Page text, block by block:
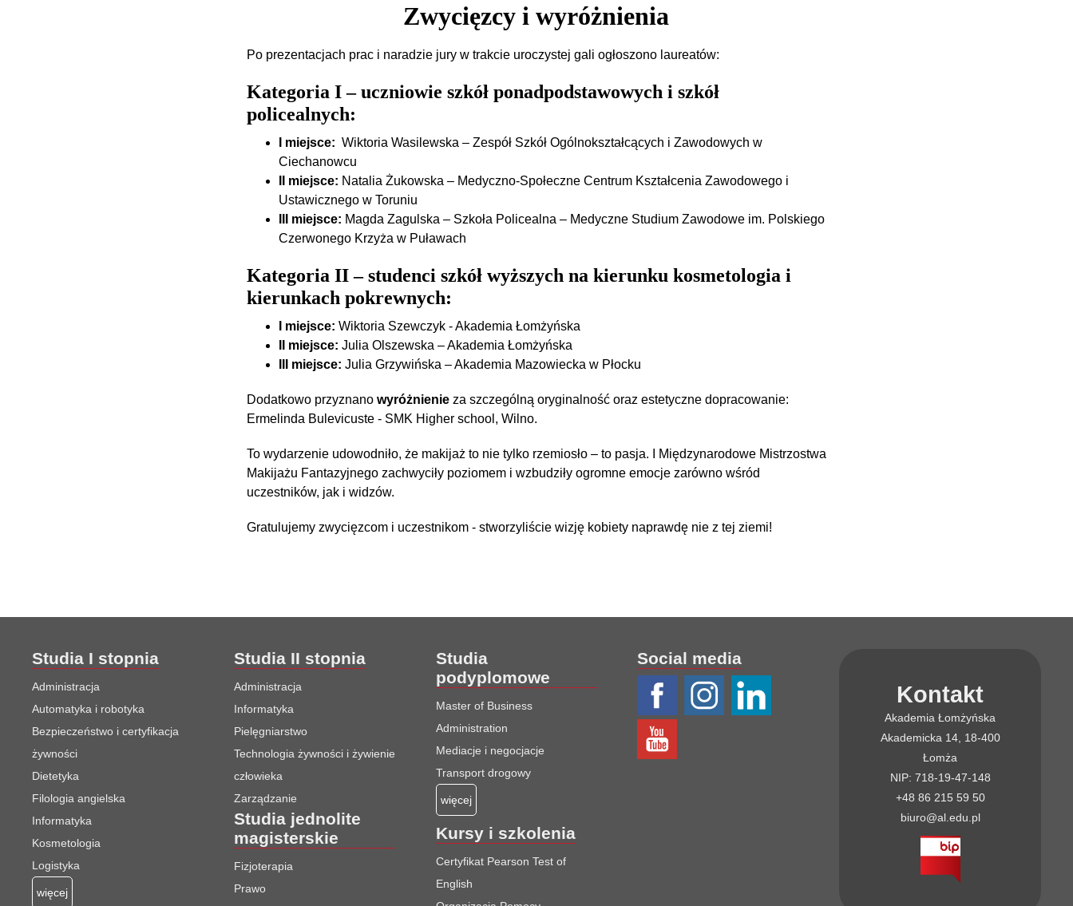
Zwycięzcy i wyróżnienia
Po prezentacjach prac i naradzie jury w trakcie uroczystej gali ogłoszono laureatów:
Kategoria I – uczniowie szkół ponadpodstawowych i szkół
policealnych:
I miejsce: Wiktoria Wasilewska – Zespół Szkół Ogólnokształcących i Zawodowych w
Ciechanowcu
II miejsce: Natalia Żukowska – Medyczno-Społeczne Centrum Kształcenia Zawodowego i
Ustawicznego w Toruniu
III miejsce: Magda Zagulska – Szkoła Policealna – Medyczne Studium Zawodowe im. Polskiego
Czerwonego Krzyża w Puławach
Kategoria II – studenci szkół wyższych na kierunku kosmetologia i
kierunkach pokrewnych:
I miejsce: Wiktoria Szewczyk - Akademia Łomżyńska
II miejsce: Julia Olszewska – Akademia Łomżyńska
III miejsce: Julia Grzywińska – Akademia Mazowiecka w Płocku
Dodatkowo przyznano wyróżnienieza szczególną oryginalność oraz estetyczne dopracowanie:
Ermelinda Bulevicuste - SMK Higher school, Wilno.
To wydarzenie udowodniło, że makijaż to nie tylko rzemiosło – to pasja. I Międzynarodowe Mistrzostwa
Makijażu Fantazyjnego zachwyciły poziomem i wzbudziły ogromne emocje zarówno wśród
uczestników, jak i widzów.
Gratulujemy zwycięzcom i uczestnikom - stworzyliście wizję kobiety naprawdę nie z tej ziemi!
Studia I stopnia
Administracja
Automatyka i robotyka
Bezpieczeństwo i certyfikacja
żywności
Dietetyka
Filologia angielska
Informatyka
Kosmetologia
Logistyka
więcej
Studia II stopnia
Administracja
Informatyka
Pielęgniarstwo
Technologia żywności i żywienie
człowieka
Zarządzanie
Studia jednolite
magisterskie
Fizjoterapia
Prawo
Studia
podyplomowe
Master of Business
Administration
Mediacje i negocjacje
Transport drogowy
więcej
Kursy i szkolenia
Certyfikat Pearson Test of
English
Social media
Kontakt
Akademia Łomżyńska
Akademicka 14, 18-400
Łomża
NIP: 718-19-47-148
+48 86 215 59 50
biuro@al.edu.pl